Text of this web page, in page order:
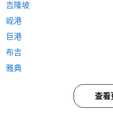
吉隆坡
岘港
巨港
布吉
雅典
查看